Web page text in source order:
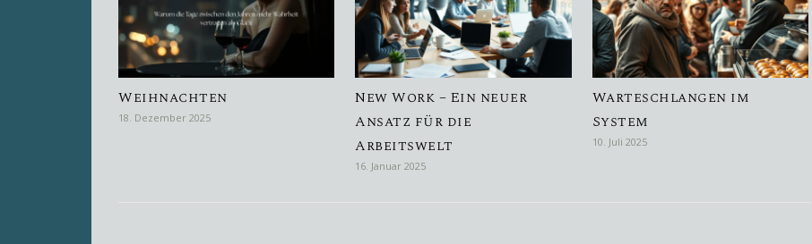
Weihnachten
18. Dezember 2025
New Work – Ein neuer
Ansatz für die
Arbeitswelt
16. Januar 2025
Warteschlangen im
System
10. Juli 2025